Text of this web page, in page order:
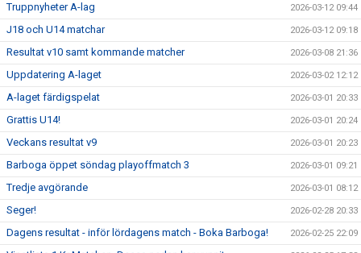
Truppnyheter A-lag 2026-03-12 09:44
J18 och U14 matchar 2026-03-12 09:18
Resultat v10 samt kommande matcher 2026-03-08 21:36
Uppdatering A-laget 2026-03-02 12:12
A-laget färdigspelat 2026-03-01 20:33
Grattis U14! 2026-03-01 20:24
Veckans resultat v9 2026-03-01 20:23
Barboga öppet söndag playoffmatch 3 2026-03-01 09:21
Tredje avgörande 2026-03-01 08:12
Seger! 2026-02-28 20:33
Dagens resultat - inför lördagens match - Boka Barboga! 2026-02-25 22:09